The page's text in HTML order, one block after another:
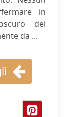
in
dei
da ...